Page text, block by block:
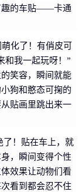
趣的车贴——卡通
化了！有俏皮可
和我一起玩呀！”
笑容，瞬间就能
狗和憨态可掬的
贴画里跳出来一
了！贴在车上，就
，瞬间变得个性
效果让动物们看
看到都会忍不住